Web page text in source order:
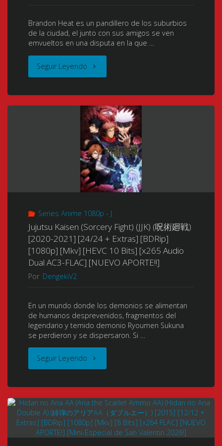
[2008]
[01/01
[BDRip]
[688p]
[Mkv]
[10
[x264
FLAC]
[NUEVO
NUEVA
VERSIÓN!]"
Rebellion)
(劇
場
BLEACH
The
DiamondDust
Rebellion
う
一
つ
氷
輪
丸)
[01/01
+
Extra]
[04/
¿?]
[Jpg]"
Brandon Heat es un pandillero de los suburbios
de la ciudad, el junto con sus amigos se ven
emvueltos en una disputa en la que …
Seguir Leyendo "Gungrave
Beyond
the
Grave)
(GunGrave:
Más
Allá
de
ン
イ
ヴ)
[2003-
Series Anime 1080p - J
Jujutsu Kaisen (Sorcery Fight) (JJK) (呪術廻戦)
[2020-2021] [24/24 + Extras] [BDRip]
[1080p] [Mkv] [HEVC 10 Bits] [x265 Audio
Dual AC3-FLAC] [NUEVO APORTE!!]
Por DengekiV2
En un mundo donde los demonios se alimentan
de humanos desprevenidos, fragmentos del
legendario y temido demonio Ryoumen Sukuna
se perdieron y se dispersaron. Si …
Seguir Leyendo "Jujutsu
(Sorcery
Fight)